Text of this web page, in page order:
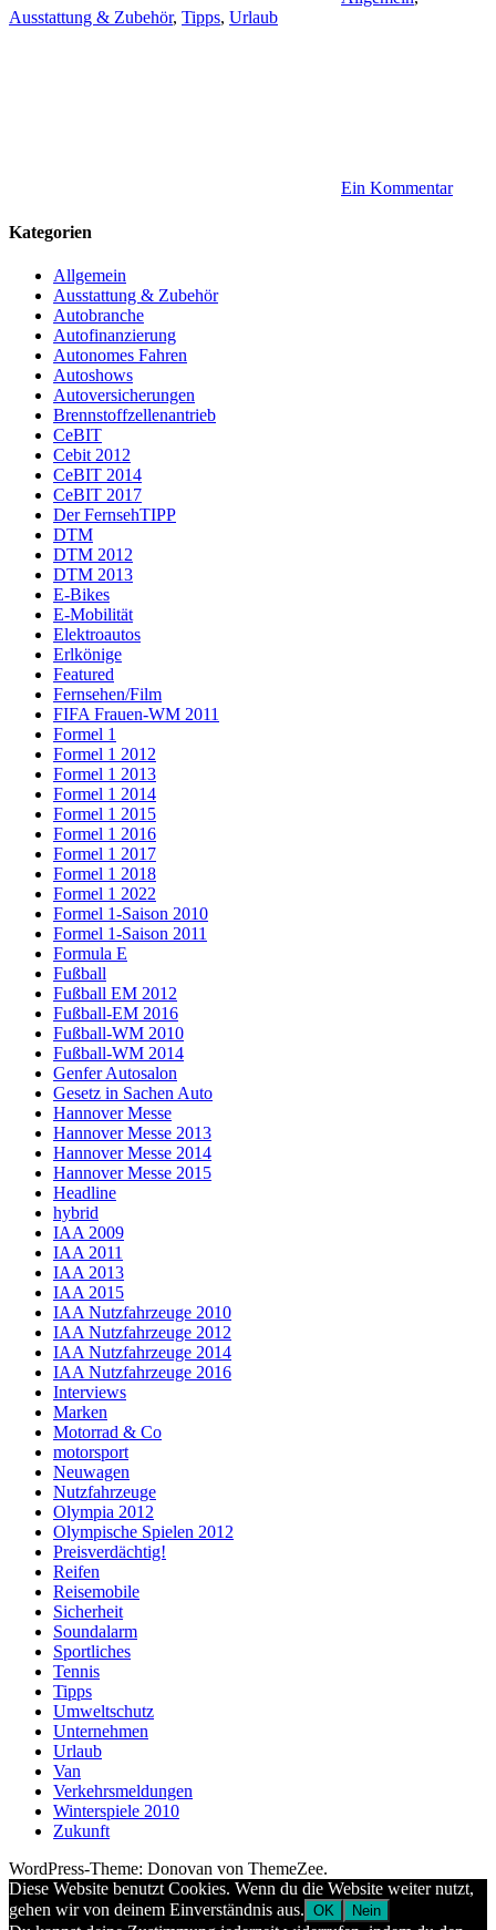
Ausstattung & Zubehör, Tipps, Urlaub
Ein Kommentar
Kategorien
Allgemein
Ausstattung & Zubehör
Autobranche
Autofinanzierung
Autonomes Fahren
Autoshows
Autoversicherungen
Brennstoffzellenantrieb
CeBIT
Cebit 2012
CeBIT 2014
CeBIT 2017
Der FernsehTIPP
DTM
DTM 2012
DTM 2013
E-Bikes
E-Mobilität
Elektroautos
Erlkönige
Featured
Fernsehen/Film
FIFA Frauen-WM 2011
Formel 1
Formel 1 2012
Formel 1 2013
Formel 1 2014
Formel 1 2015
Formel 1 2016
Formel 1 2017
Formel 1 2018
Formel 1 2022
Formel 1-Saison 2010
Formel 1-Saison 2011
Formula E
Fußball
Fußball EM 2012
Fußball-EM 2016
Fußball-WM 2010
Fußball-WM 2014
Genfer Autosalon
Gesetz in Sachen Auto
Hannover Messe
Hannover Messe 2013
Hannover Messe 2014
Hannover Messe 2015
Headline
hybrid
IAA 2009
IAA 2011
IAA 2013
IAA 2015
IAA Nutzfahrzeuge 2010
IAA Nutzfahrzeuge 2012
IAA Nutzfahrzeuge 2014
IAA Nutzfahrzeuge 2016
Interviews
Marken
Motorrad & Co
motorsport
Neuwagen
Nutzfahrzeuge
Olympia 2012
Olympische Spielen 2012
Preisverdächtig!
Reifen
Reisemobile
Sicherheit
Soundalarm
Sportliches
Tennis
Tipps
Umweltschutz
Unternehmen
Urlaub
Van
Verkehrsmeldungen
Winterspiele 2010
Zukunft
WordPress-Theme: Donovan von ThemeZee.
Diese Website benutzt Cookies. Wenn du die Website weiter nutzt,
gehen wir von deinem Einverständnis aus. OK Nein